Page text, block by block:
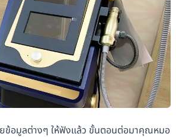
ข้อมูลต่างๆ ให้ฟังแล้ว ขั้นตอนต่อมาคุณหมอ